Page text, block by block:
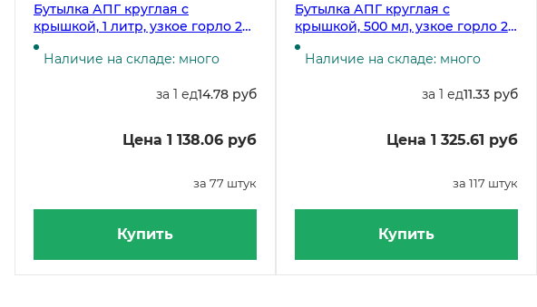
Бутылка АПГ круглая с
крышкой, 1 литр, узкое горло 28
мм, прозрачная, 77 штук
Наличие на складе: много
за 1 ед14.78 руб
Цена 1 138.06 руб
за 77 штук
Купить
Бутылка АПГ круглая с
крышкой, 500 мл, узкое горло 28
мм, прозрачная, 117 штук
Наличие на складе: много
за 1 ед11.33 руб
Цена 1 325.61 руб
за 117 штук
Купить